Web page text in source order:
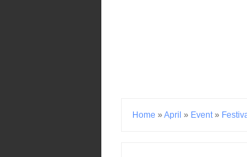
Home » April » Event »